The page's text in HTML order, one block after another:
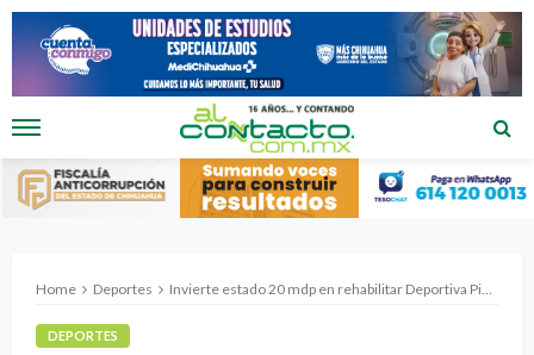
Home Deportes Invierte estado 20 mdp en rehabilitar Deportiva Pistolas Meneses
DEPORTES